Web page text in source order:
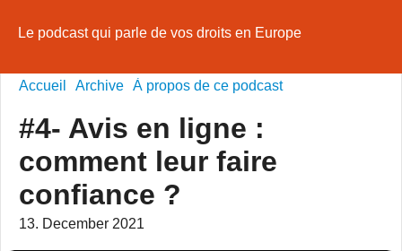
Le podcast qui parle de vos droits en Europe
Accueil Archive À propos de ce podcast
#4- Avis en ligne :
comment leur faire
confiance ?
13. December 2021